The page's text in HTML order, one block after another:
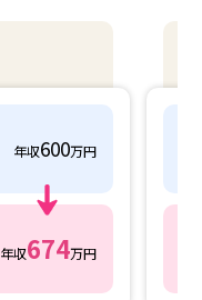
年収600万円
年収674万円